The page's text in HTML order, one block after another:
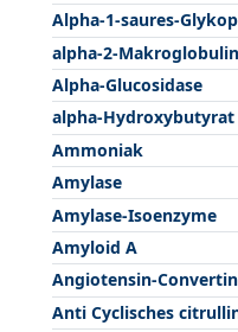
Alpha-1-saures-
alpha-2-Makroglobulin
Alpha-Glucosidase
alpha-Hydroxybutyrat
Ammoniak
Amylase
Amylase-Isoenzyme
Amyloid A
Angiotensin-
Anti Cyclisches